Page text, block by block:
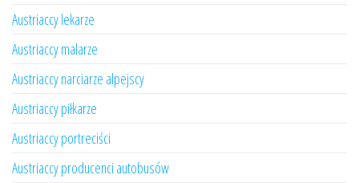
Austriaccy lekarze
Austriaccy malarze
Austriaccy narciarze alpejscy
Austriaccy piłkarze
Austriaccy portreciści
Austriaccy producenci autobusów